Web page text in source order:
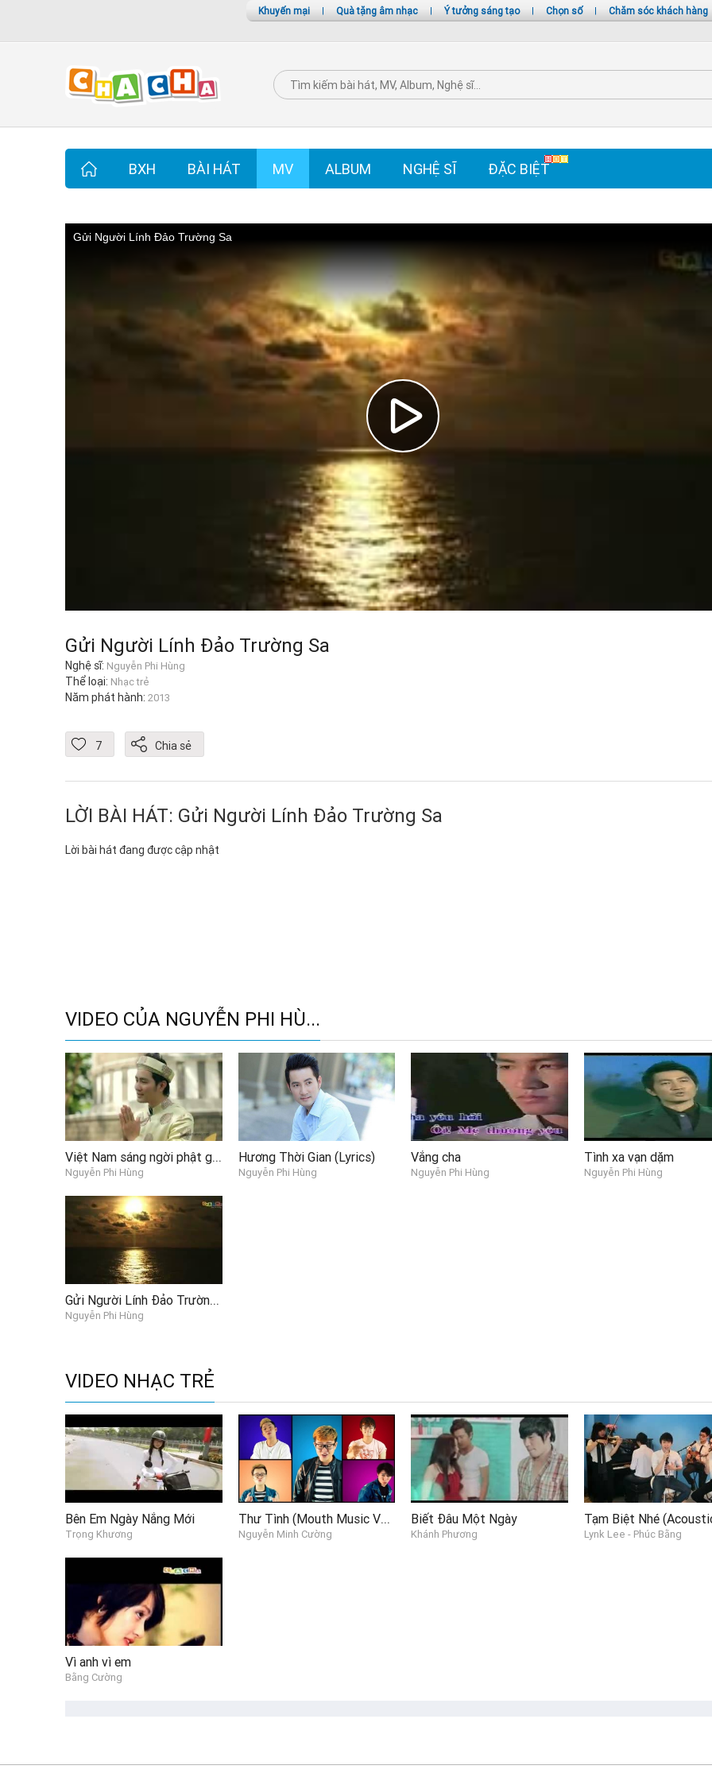
Khuyến mại | Quà tặng âm nhạc | Ý tưởng sáng tạo | Chọn số | Chăm sóc khách hàng
BXH BÀI HÁT MV ALBUM NGHỆ SĨ ĐẶC BIỆT
Gửi Người Lính Đảo Trường Sa
Gửi Người Lính Đảo Trường Sa
Nghệ sĩ: Nguyễn Phi Hùng
Thể loại: Nhạc trẻ
Năm phát hành: 2013
7 Chia sẻ
LỜI BÀI HÁT: Gửi Người Lính Đảo Trường Sa
Lời bài hát đang được cập nhật
VIDEO CỦA NGUYỄN PHI HÙ...
Việt Nam sáng ngời phật giáo hào quang
Nguyễn Phi Hùng
Hương Thời Gian (Lyrics)
Nguyễn Phi Hùng
Vắng cha
Nguyễn Phi Hùng
Tình xa vạn dặm
Nguyễn Phi Hùng
Gửi Người Lính Đảo Trường Sa
Nguyễn Phi Hùng
VIDEO NHẠC TRẺ
Bên Em Ngày Nắng Mới
Trọng Khương
Thư Tình (Mouth Music Version)
Nguyễn Minh Cường
Biết Đâu Một Ngày
Khánh Phương Lynk Lee - Phúc Bằng
Vì anh vì em
Bằng Cường